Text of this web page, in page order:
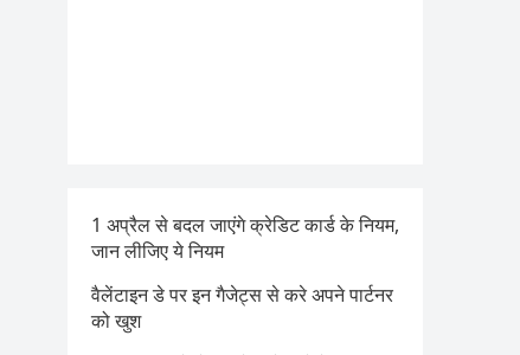
1 अप्रैल से बदल जाएंगे क्रेडिट कार्ड के नियम,
जान लीजिए ये नियम
वैलेंटाइन डे पर इन गैजेट्स से करे अपने पार्टनर
को खुश